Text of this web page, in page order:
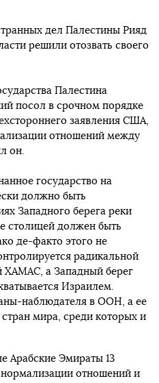
дел Палестины Рияд
решили отозвать своего
Палестина
посол в срочном порядке
заявления США,
отношений между
он.
государство на
должно быть
Западного берега реки
столицей должен быть
де-факто этого не
радикальной
ХАМАС, а Западный берег
Израилем.
наблюдателя в ООН, а ее
стран мира, среди которых и
Арабские Эмираты 13
нормализации отношений и